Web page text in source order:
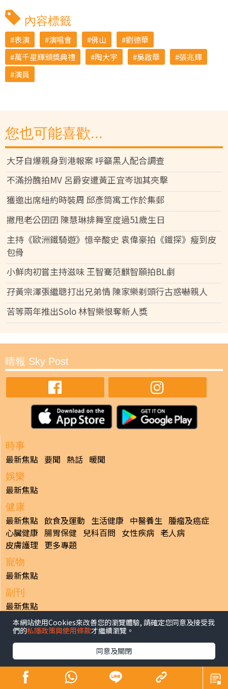
內容標籤
表演 演唱會 佛山
劉德華
萬千星輝頒獎典禮
陶大宇 吳啟華
張兆輝
演員
您也可能喜歡...
大牙自爆親身到港報案 呼籲黑人配合調查
不滿扮醜拍MV 呂爵安遭黃正宜岑珈其夾擊
獲邀出席紐約時裝周 邱彥筒寓工作於集郵
撇甩老公囝囝 陳慧琳排舞室度過51歲生日
主持《歐洲鐵騎遊》憶辛酸史 袁偉豪拍《鐵探》瘦到皮
包骨
小鮮肉初嘗主持滋味 王智騫范麒智願拍BL劇
孖黃宗澤張繼聰打出兄弟情 陳家樂剃頭行古惑嚇親人
苦等兩年推出Solo 林智樂恨奪新人獎
晴報 Sky Post
時事
最新焦點 要聞 熱話 暖聞
娛樂
最新焦點
健康
最新焦點 飲食及運動 生活健康 中醫養生 腫瘤及癌症
心臟健康 腸胃保健 兒科百問 女性疾病 老人病
皮膚護理 更多專題
寵物
最新焦點
副刊
最新焦點
日報
揭頁版 港聞 財經/地產 中國/國際
生活副刊
體育 專題/人物
香港經濟日報版權所有©2026
本網站使用Cookies來改善您的瀏覽體驗, 請確定您同意及接受我
們的私隱政策與使用條款才繼續瀏覽。
同意及關閉